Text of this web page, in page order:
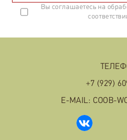
Вы соглашаетесь на
+7 (929)
E-MAIL: COOB-